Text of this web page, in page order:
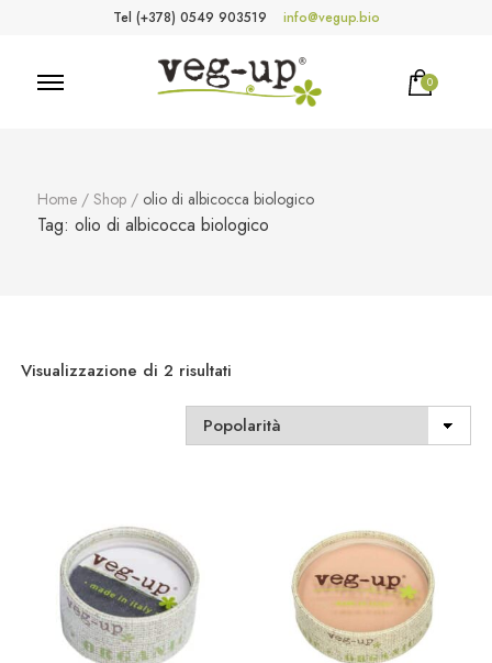
Tel (+378) 0549 903519 info@vegup.bio
0
Home / Shop / olio di albicocca biologico
Tag: olio di albicocca biologico
Visualizzazione di 2 risultati